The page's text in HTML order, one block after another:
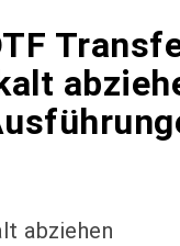
abziehen